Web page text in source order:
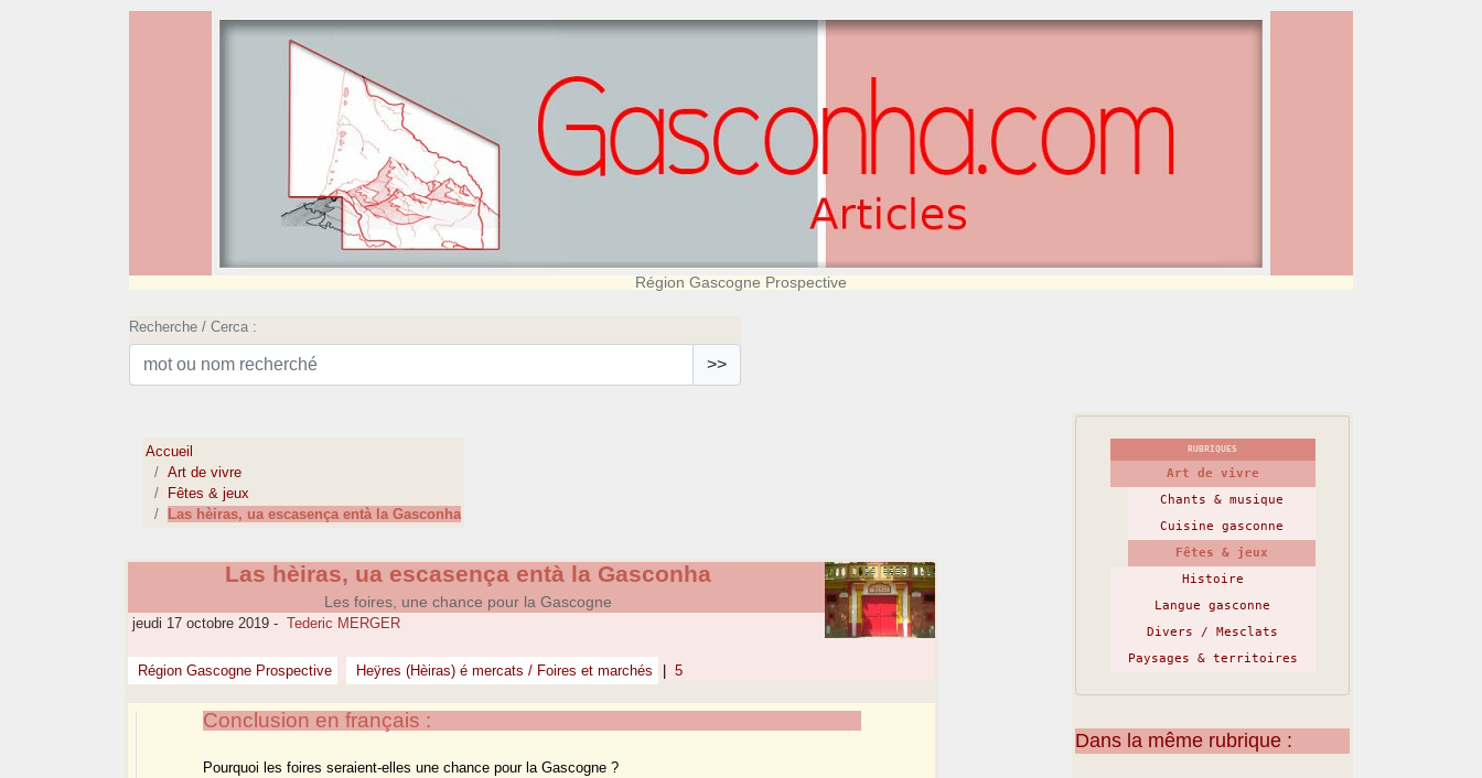
Région Gascogne Prospective
Recherche / Cerca :
>>
Accueil
Art de vivre
Fêtes & jeux
Las hèiras, ua escasença entà la Gasconha
Las hèiras, ua escasença entà la Gasconha
Les foires, une chance pour la Gascogne
jeudi 17 octobre 2019 - Tederic MERGER
Région Gascogne Prospective Heÿres (Hèiras) é mercats / Foires et marchés 5
Conclusion en français :
Pourquoi les foires seraient-elles une chance pour la Gascogne ?
RUBRIQUES
Art de vivre
Chants & musique
Cuisine gasconne
Fêtes & jeux
Histoire
Langue gasconne
Divers / Mesclats
Paysages & territoires
Dans la même rubrique :